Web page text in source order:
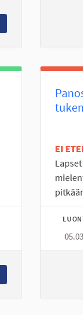
TUKEA KAUPUNGIN
EI